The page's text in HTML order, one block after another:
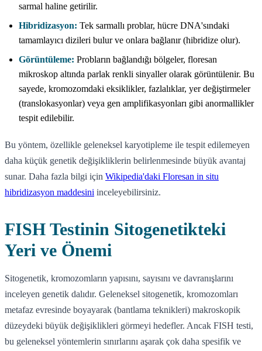
sarmal haline getirilir.
Hibridizasyon: Tek sarmallı problar, hücre DNA'sındaki
tamamlayıcı dizileri bulur ve onlara bağlanır (hibridize olur).
Görüntüleme: Probların bağlandığı bölgeler, floresan
mikroskop altında parlak renkli sinyaller olarak görüntülenir. Bu
sayede, kromozomdaki eksiklikler, fazlalıklar, yer değiştirmeler
(translokasyonlar) veya gen amplifikasyonları gibi anormallikler
tespit edilebilir.
Bu yöntem, özellikle geleneksel karyotipleme ile tespit edilemeyen
daha küçük genetik değişikliklerin belirlenmesinde büyük avantaj
sunar. Daha fazla bilgi için Wikipedia'daki Floresan in situ
hibridizasyon maddesini inceleyebilirsiniz.
FISH Testinin Sitogenetikteki
Yeri ve Önemi
Sitogenetik, kromozomların yapısını, sayısını ve davranışlarını
inceleyen genetik dalıdır. Geleneksel sitogenetik, kromozomları
metafaz evresinde boyayarak (bantlama teknikleri) makroskopik
düzeydeki büyük değişiklikleri görmeyi hedefler. Ancak FISH testi,
bu geleneksel yöntemlerin sınırlarını aşarak çok daha spesifik ve